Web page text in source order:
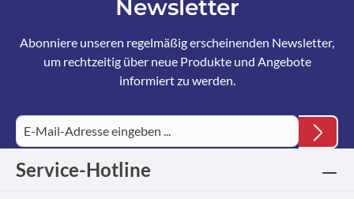
Newsletter
Abonniere unseren regelmäßig erscheinenden Newsletter,
um rechtzeitig über neue Produkte und Angebote
informiert zu werden.
Service-Hotline